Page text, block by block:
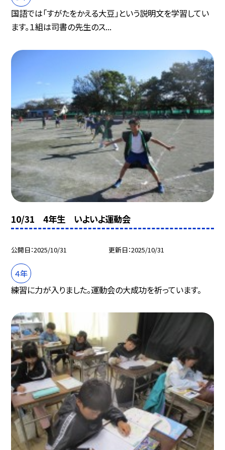
国語では「すがたをかえる大豆」という説明文を学習してい
ます。１組は司書の先生のス...
10/31 4年生 いよいよ運動会
公開日 2025/10/31 更新日 2025/10/31
４年
練習に力が入りました。運動会の大成功を祈っています。